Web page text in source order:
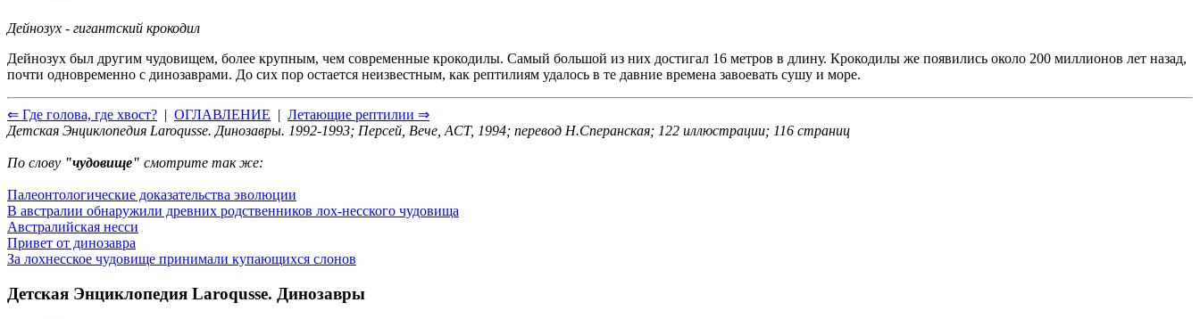
Дейнозух - гигантский крокодил
Дейнозух был другим чудовищем, более крупным, чем современные крокодилы. Самый большой из них достигал 16 метров в длину. Крокодилы же появились около 200 миллионов лет назад,
почти одновременно с динозаврами. До сих пор остается неизвестным, как рептилиям удалось в те давние времена завоевать сушу и море.
⇐ Где голова, где хвост? | ОГЛАВЛЕНИЕ | Летающие рептилии ⇒
Детская Энциклопедия Laroqusse. Динозавры. 1992-1993; Персей, Вече, ACT, 1994; перевод Н.Сперанская; 122 иллюстрации; 116 страниц
По слову "чудовище" смотрите так же:
Палеонтологические доказательства эволюции
В австралии обнаружили древних родственников лох-несского чудовища
Австралийская несси
Привет от динозавра
За лохнесское чудовище принимали купающихся слонов
Детская Энциклопедия Laroqusse. Динозавры